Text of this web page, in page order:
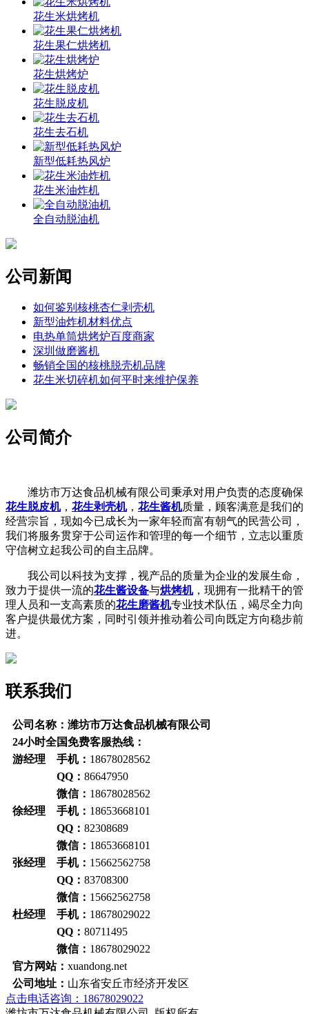
花生米烘烤机
花生果仁烘烤机
花生烘烤炉
花生脱皮机
花生去石机
新型低耗热风炉
花生米油炸机
全自动脱油机
公司新闻
如何鉴别核桃杏仁剥壳机
新型油炸机材料优点
电热单筒烘烤炉百度商家
深圳做磨酱机
畅销全国的核桃脱壳机品牌
花生米切碎机如何平时来维护保养
公司简介
潍坊市万达食品机械有限公司秉承对用户负责的态度确保
花生脱皮机， 花生剥壳机， 花生酱机质量，顾客满意是我们的
经营宗旨，现如今已成长为一家年轻而富有朝气的民营公司，
我们将服务贯穿于公司运作和管理的每一个细节，立志以重质
守信树立起我公司的自主品牌。
我公司以科技为支撑，视产品的质量为企业的发展生命，
致力于提供一流的花生酱设备与烘烤机，现拥有一批精干的管
理人员和一支高素质的花生磨酱机专业技术队伍，竭尽全力向
客户提供最优方案，同时引领并推动着公司向既定方向稳步前
进。
联系我们
公司名称：潍坊市万达食品机械有限公司
24小时全国免费客服热线：
游经理 手机： 18678028562
QQ： 86647950
微信： 18678028562
徐经理 手机： 18653668101
QQ： 82308689
微信： 18653668101
张经理 手机： 15662562758
QQ： 83708300
微信： 15662562758
杜经理 手机： 18678029022
QQ： 80711495
微信： 18678029022
官方网站： xuandong.net
公司地址： 山东省安丘市经济开发区
点击电话咨询：18678029022